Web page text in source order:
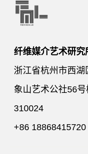
纤维媒介艺术研究
浙江省杭州市西湖
象山艺术公社56
310024
+86 18868415720